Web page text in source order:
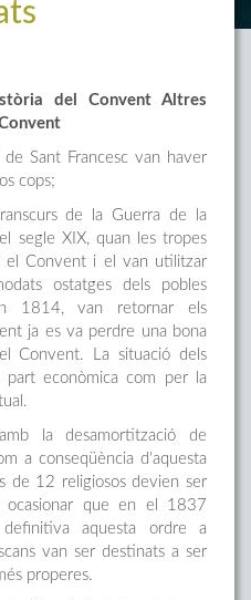
del Convent Altres
Sant Francesc van haver
cops;
de la Guerra de la
segle XIX, quan les tropes
el Convent i el van utilitzar
ostatges dels pobles
1814, van retornar els
ja es va perdre una bona
Convent. La situació dels
econòmica com per la
la desamortització de
a conseqüència d'aquesta
de 12 religiosos devien ser
ocasionar que en el 1837
aquesta ordre a
van ser destinats a ser
properes.